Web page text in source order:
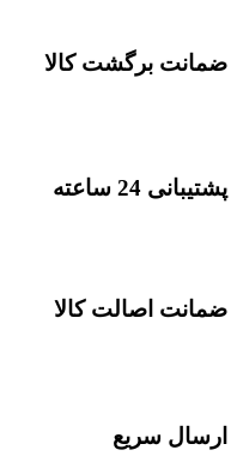
ضمانت برگشت کالا
پشتیبانی 24 ساعته
ضمانت اصالت کالا
ارسال سریع